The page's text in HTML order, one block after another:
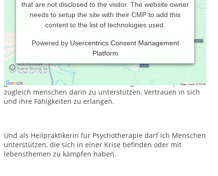
that are not disclosed to the visitor. The website owner
needs to setup the site with their CMP to add this
content to the list of technologies used.
Powered by Usercentrics Consent Management
Platform
Seit 2011 bin ich als Coach für Menschen tätig, die ein
tieferes Verständnis für ihr Handeln, Denken und Fühlen
gewinnen möchten. Es ist für mich Aufgabe und Inspiration
zugleich menschen darin zu unterstützen, Vertrauen in sich
und ihre Fähigkeiten zu erlangen.
Und als Heilpraktikerin für Psychotherapie darf ich Menschen
unterstützen, die sich in einer Krise befinden oder mit
lebensthemen zu kämpfen haben.